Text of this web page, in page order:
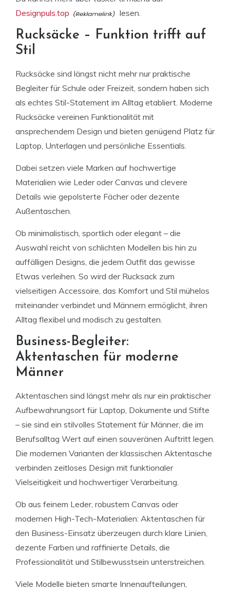
Designpuls.top
lesen.
Rucksäcke – Funktion trifft auf
Stil
Rucksäcke sind längst nicht mehr nur praktische
Begleiter für Schule oder Freizeit, sondern haben sich
als echtes Stil-Statement im Alltag etabliert. Moderne
Rucksäcke vereinen Funktionalität mit
ansprechendem Design und bieten genügend Platz für
Laptop, Unterlagen und persönliche Essentials.
Dabei setzen viele Marken auf hochwertige
Materialien wie Leder oder Canvas und clevere
Details wie gepolsterte Fächer oder dezente
Außentaschen.
Ob minimalistisch, sportlich oder elegant – die
Auswahl reicht von schlichten Modellen bis hin zu
auffälligen Designs, die jedem Outfit das gewisse
Etwas verleihen. So wird der Rucksack zum
vielseitigen Accessoire, das Komfort und Stil mühelos
miteinander verbindet und Männern ermöglicht, ihren
Alltag flexibel und modisch zu gestalten.
Business-Begleiter:
Aktentaschen für moderne
Männer
Aktentaschen sind längst mehr als nur ein praktischer
Aufbewahrungsort für Laptop, Dokumente und Stifte
– sie sind ein stilvolles Statement für Männer, die im
Berufsalltag Wert auf einen souveränen Auftritt legen.
Die modernen Varianten der klassischen Aktentasche
verbinden zeitloses Design mit funktionaler
Vielseitigkeit und hochwertiger Verarbeitung.
Ob aus feinem Leder, robustem Canvas oder
modernen High-Tech-Materialien: Aktentaschen für
den Business-Einsatz überzeugen durch klare Linien,
dezente Farben und raffinierte Details, die
Professionalität und Stilbewusstsein unterstreichen.
Viele Modelle bieten smarte Innenaufteilungen,